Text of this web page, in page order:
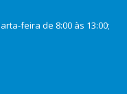
feira de 8:00 às 13:00;